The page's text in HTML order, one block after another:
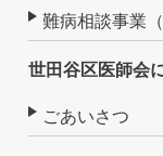
難病相談事業
世田谷区医師会
ごあいさつ